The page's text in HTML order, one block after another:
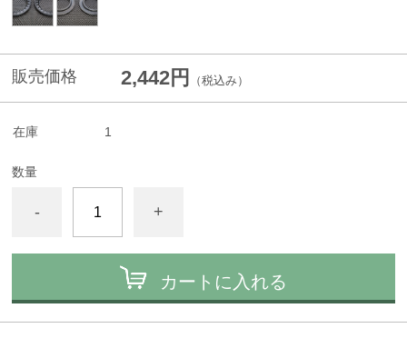
販売価格 2,442円 （税込み）
在庫 1
数量
- +
カートに入れる